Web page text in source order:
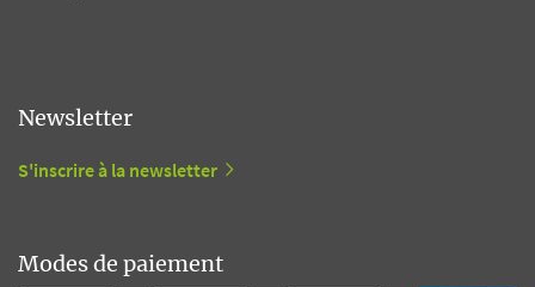
Newsletter
S'inscrire à la newsletter
Modes de paiement